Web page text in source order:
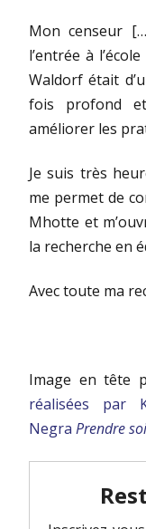
Mon censeur
l’entrée à
Waldorf était
fois profond
améliorer les
Je suis très
me permet de
Mhotte et
la recherche en
Avec toute ma
Image en tête
réalisées par
Negra Prendre